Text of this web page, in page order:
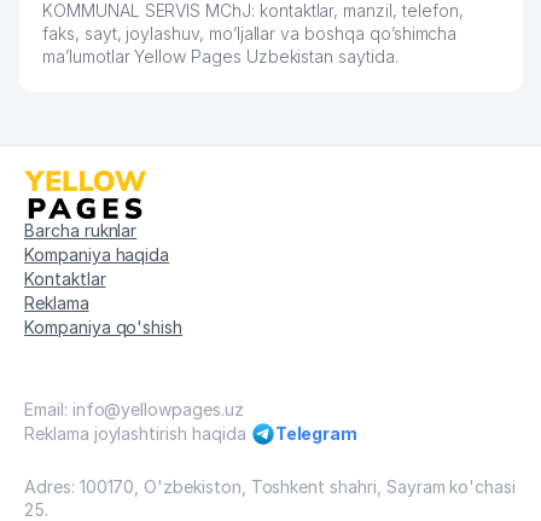
KOMMUNAL SERVIS MChJ: kontaktlar, manzil, telefon,
faks, sayt, joylashuv, mo’ljallar va boshqa qo’shimcha
ma’lumotlar Yellow Pages Uzbekistan saytida.
Barcha ruknlar
Kompaniya haqida
Kontaktlar
Reklama
Kompaniya qo'shish
Email: info@yellowpages.uz
Reklama joylashtirish haqida
Telegram
Adres: 100170, O'zbekiston, Toshkent shahri, Sayram ko'chasi
25.